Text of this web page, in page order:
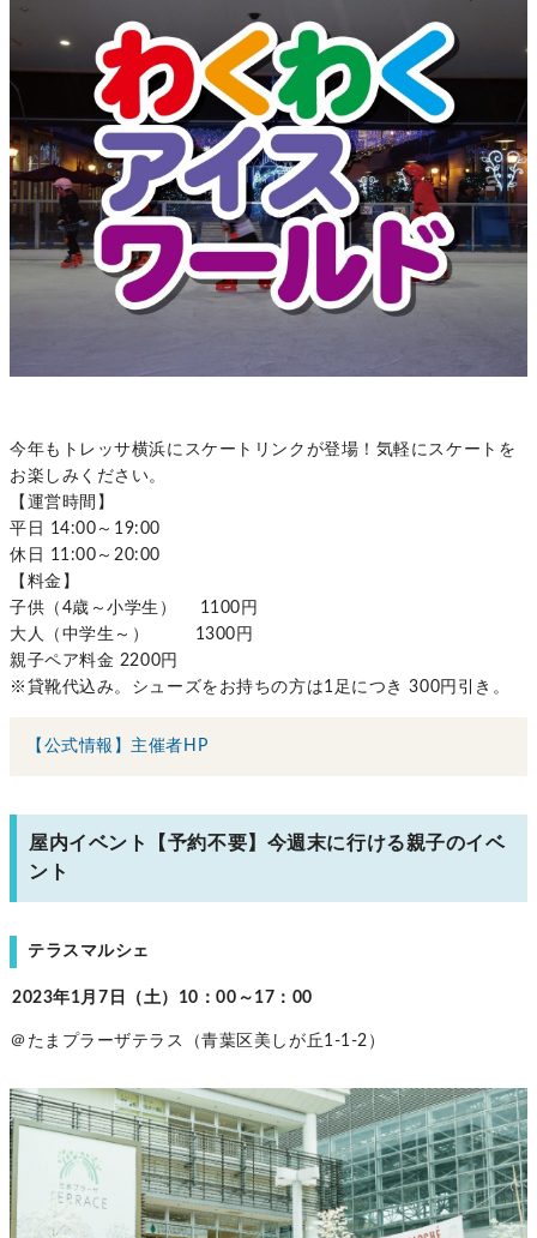
今年もトレッサ横浜にスケートリンクが登場！気軽にスケートを
お楽しみください。
【運営時間】
平日 14:00～19:00
休日 11:00～20:00
【料金】
子供（4歳～小学生） 1100円
大人（中学生～） 1300円
親子ペア料金 2200円
※貸靴代込み。シューズをお持ちの方は1足につき 300円引き。
【公式情報】主催者HP
屋内イベント【予約不要】今週末に行ける親子のイベ
ント
テラスマルシェ
2023年1月7日（土）10：00～17：00
＠たまプラーザテラス（青葉区美しが丘1-1-2）